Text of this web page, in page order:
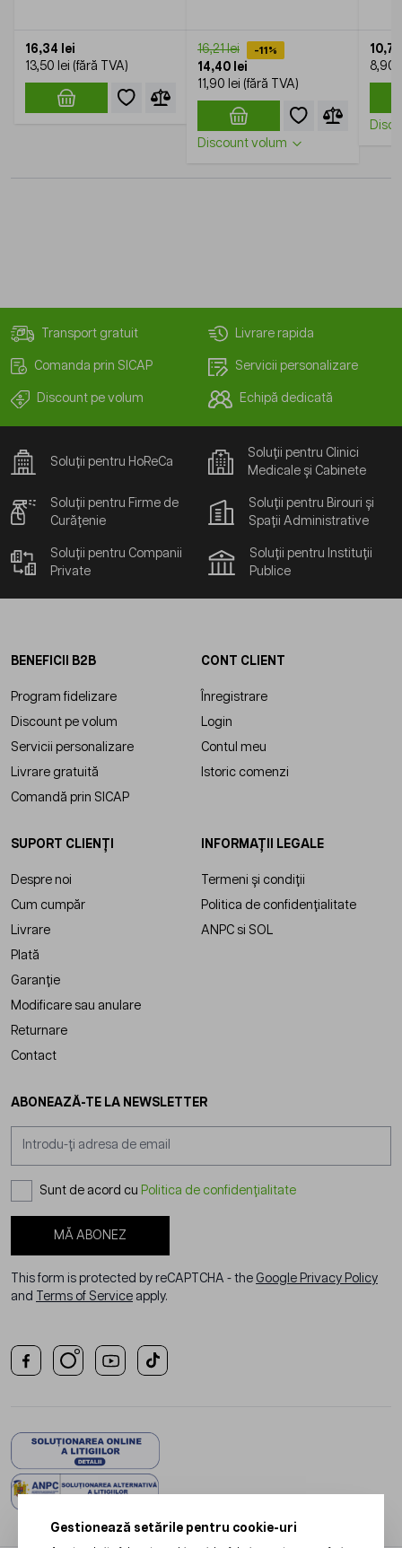
16,34 lei
13,50 lei
16,21 lei -11%
14,40 lei
11,90 lei
Discount volum
8,90
Transport gratuit Livrare rapida
Comanda prin SICAP Servicii personalizare
Discount pe volum Echipă dedicată
Soluții pentru HoReCa
Soluții pentru Clinici
Medicale și Cabinete
Soluții pentru Firme de
Curățenie
Soluții pentru Birouri și
Spații Administrative
Soluții pentru Companii
Private
Soluții pentru Instituții
Publice
BENEFICII B2B
Program fidelizare
Discount pe volum
Servicii personalizare
Livrare gratuită
Comandă prin SICAP
CONT CLIENT
Înregistrare
Login
Contul meu
Istoric comenzi
SUPORT CLIENȚI
Despre noi
Cum cumpăr
Livrare
Plată
Garanție
Modificare sau anulare
Returnare
Contact
INFORMAȚII LEGALE
Termeni și condiții
Politica de confidențialitate
ANPC si SOL
ABONEAZĂ-TE LA NEWSLETTER
Sunt de acord cu Politica de confidențialitate
MĂ ABONEZ
This form is protected by reCAPTCHA - the Google Privacy Policy
and
Terms of Service apply.
Gestionează setările pentru cookie-uri